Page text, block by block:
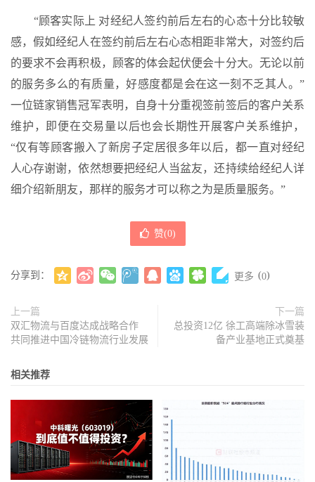
“顾客实际上 对经纪人签约前后左右的心态十分比较敏
感，假如经纪人在签约前后左右心态相距非常大，对签约后
的要求不会再积极，顾客的体会起伏便会十分大。无论以前
的服务多么的有质量，好感度都是会在这一刻不乏其人。”
一位链家销售冠军表明，自身十分重视签前签后的客户关系
维护，即便在交易量以后也会长期性开展客户关系维护，
“仅有等顾客搬入了新房子定居很多年以后，都一直对经纪
人心存谢谢，依然想要把经纪人当盆友，还持续给经纪人详
细介绍新朋友，那样的服务才可以称之为是质量服务。”
赞(0)
分享到： 更多 (0)
上一篇
双汇物流与百度达成战略合作
共同推进中国冷链物流行业发展
下一篇
总投资12亿 徐工高端除冰雪装
备产业基地正式奠基
相关推荐